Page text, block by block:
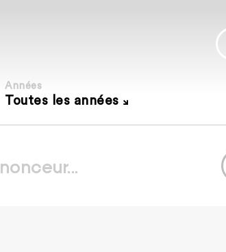
Années
Toutes les années